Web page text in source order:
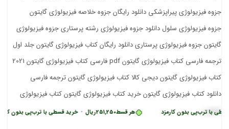
هر قسط251,250ریال • خرید قسطی با ترب‌پی بدون کارمزد بدون کارمزد